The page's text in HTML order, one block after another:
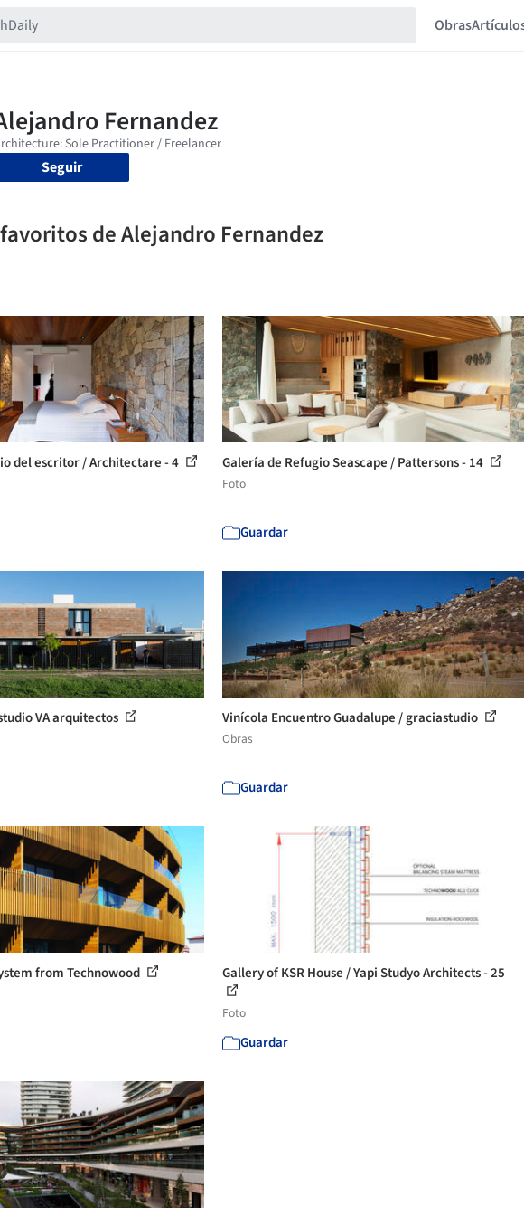
Obras
Seguir
de Alejandro Fernandez
del escritor / Architectare - 4 Galería de Refugio Seascape / Pattersons - 14
Foto
Guardar
VA arquitectos Vinícola Encuentro Guadalupe / graciastudio
Obras
Guardar
from Technowood Gallery of KSR House / Yapi Studyo Architects - 25
Foto
Guardar